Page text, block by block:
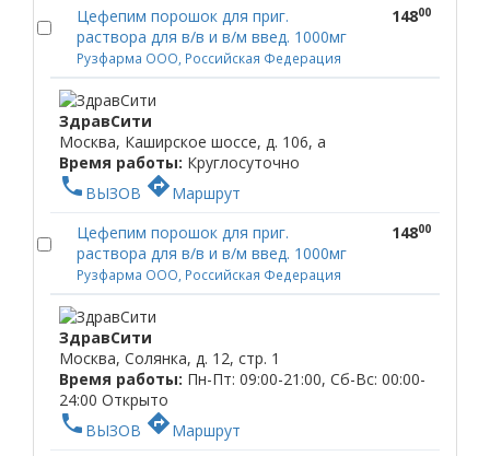
Цефепим порошок для приг.
раствора для в/в и в/м введ. 1000мг
Рузфарма ООО, Российская Федерация
14800
ЗдравСити
Москва, Каширское шоссе, д. 106, а
Время работы: Круглосуточно
phone ВЫЗОВ directionsМаршрут
Цефепим порошок для приг.
раствора для в/в и в/м введ. 1000мг
Рузфарма ООО, Российская Федерация
14800
ЗдравСити
Москва, Солянка, д. 12, стр. 1
Время работы: Пн-Пт: 09:00-21:00, Сб-Вс: 00:00-
24:00 Открыто
phone ВЫЗОВ directionsМаршрут